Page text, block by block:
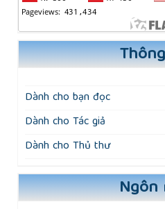
Dành cho bạn đọc
Dành cho Tác giả
Dành cho Thủ thư
Ngôn